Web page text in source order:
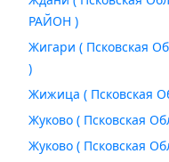
РАЙОН )
Жигари ( Псковская
)
Жижица ( Псковская
Жуково ( Псковская
Жуково ( Псковская